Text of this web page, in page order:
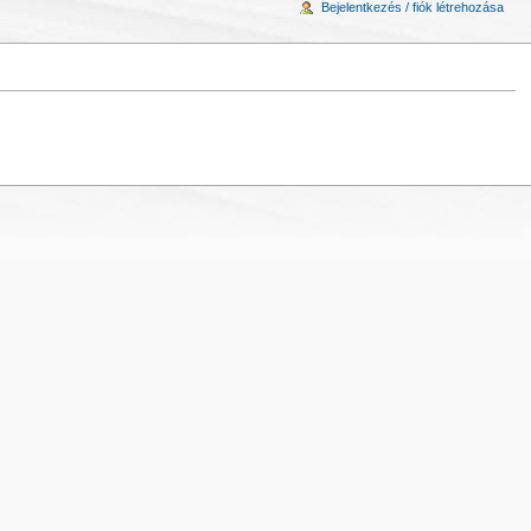
Bejelentkezés / fiók létrehozása